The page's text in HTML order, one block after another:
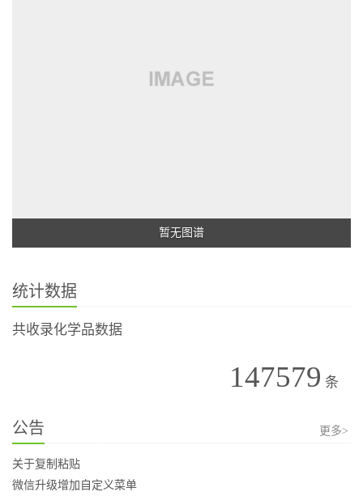
暂无图谱
统计数据
共收录化学品数据
147579 条
公告 更多>
关于复制粘贴
微信升级增加自定义菜单